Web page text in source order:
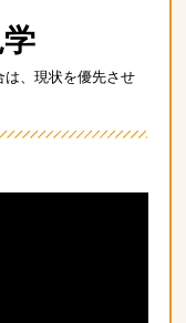
、現状を優先させ